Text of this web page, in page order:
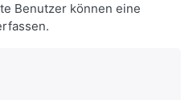
Benutzer können eine